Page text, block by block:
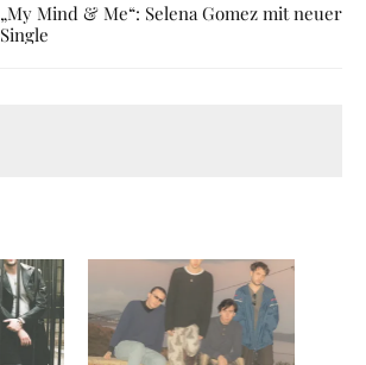
„My Mind & Me“: Selena Gomez mit neuer
Single